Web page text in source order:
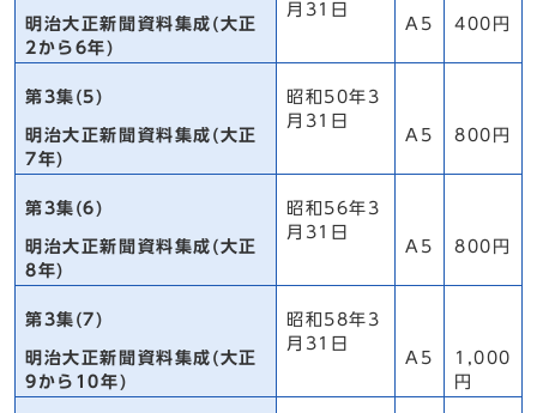
明治大正新聞資料集成(大正
2から6年)
月31日
A5
400円
第3集(5)
明治大正新聞資料集成(大正
7年)
昭和50年3
月31日
A5
800円
第3集(6)
明治大正新聞資料集成(大正
8年)
昭和56年3
月31日
A5
800円
第3集(7)
明治大正新聞資料集成(大正
9から10年)
昭和58年3
月31日
A5
1,000
円